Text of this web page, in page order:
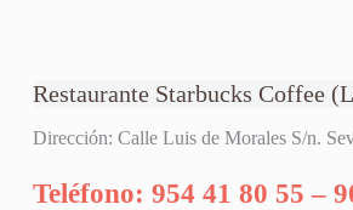
Restaurante Starbucks Coffee
Dirección: Calle Luis de Morales S/n.
Teléfono: 954 41 80 55 –